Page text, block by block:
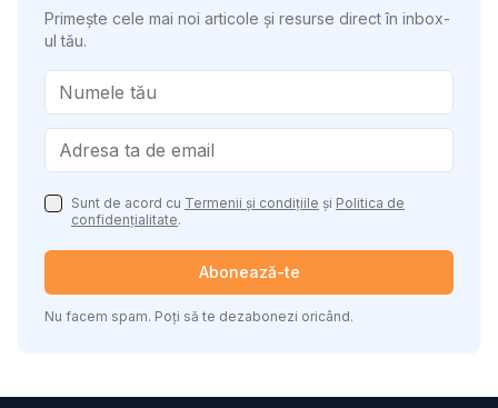
Primește cele mai noi articole și resurse direct în inbox-
ul tău.
Sunt de acord cu Termenii și condițiile și Politica de
confidențialitate.
Abonează-te
Nu facem spam. Poți să te dezabonezi oricând.